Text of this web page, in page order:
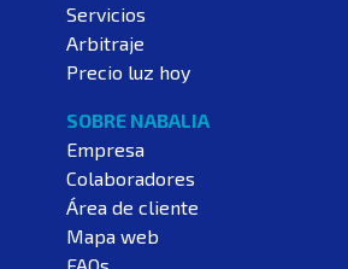
Servicios
Arbitraje
Precio luz hoy
SOBRE NABALIA
Empresa
Colaboradores
Área de cliente
Mapa web
FAQs